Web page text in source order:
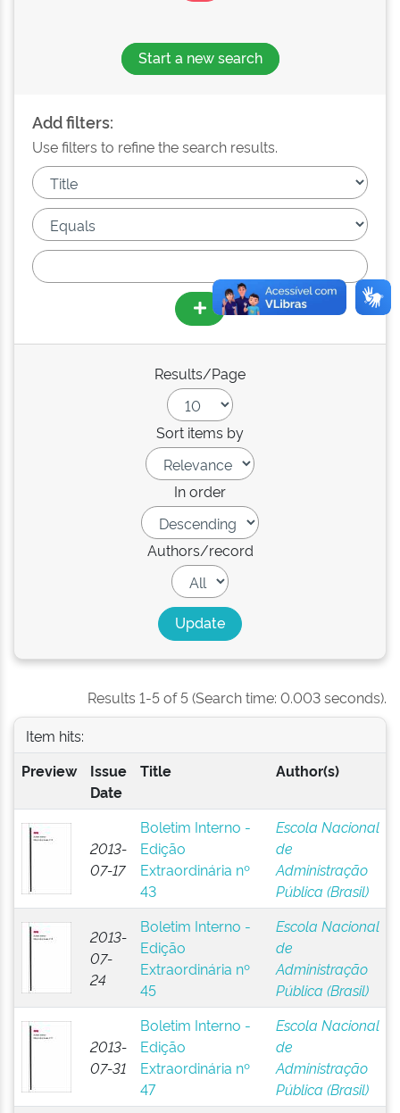
Start a new search
Add filters:
Use filters to refine the search results.
Results/Page
Sort items by
In order
Authors/record
Results 1-5 of 5 (Search time: 0.003 seconds).
Item hits:
Preview
Issue
Date
Title Author(s)
2013-
07-17
Boletim Interno -
Edição
Extraordinária nº
43
Escola Nacional
de
Administração
Pública (Brasil)
2013-
07-
24
Boletim Interno -
Edição
Extraordinária nº
45
Escola Nacional
de
Administração
Pública (Brasil)
2013-
07-31
Boletim Interno -
Edição
Extraordinária nº
47
Escola Nacional
de
Administração
Pública (Brasil)